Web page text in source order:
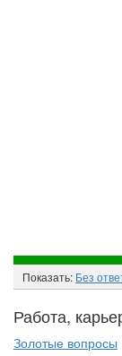
Показать: Без
Работа,
Золотые вопросы